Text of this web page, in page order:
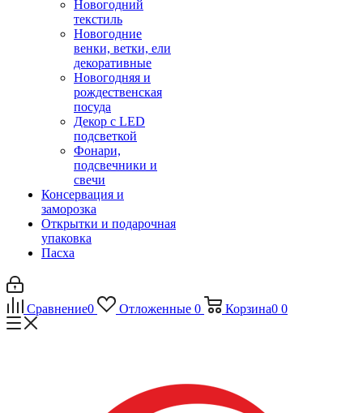
Новогодний
текстиль
Новогодние
венки, ветки, ели
декоративные
Новогодняя и
рождественская
посуда
Декор с LED
подсветкой
Фонари,
подсвечники и
свечи
Консервация и
заморозка
Открытки и подарочная
упаковка
Пасха
Сравнение0 Отложенные 0 Корзина0 0